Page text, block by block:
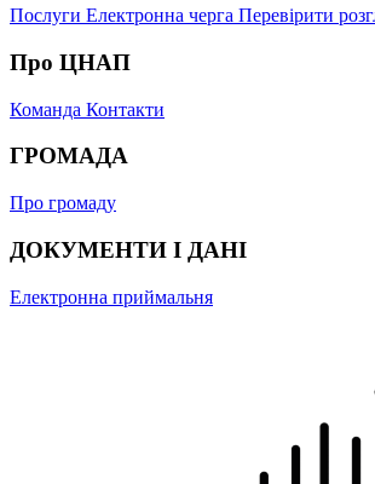
Послуги Електронна черга Перевірити
Про ЦНАП
Команда Контакти
ГРОМАДА
Про громаду
ДОКУМЕНТИ І ДАНІ
Електронна приймальня